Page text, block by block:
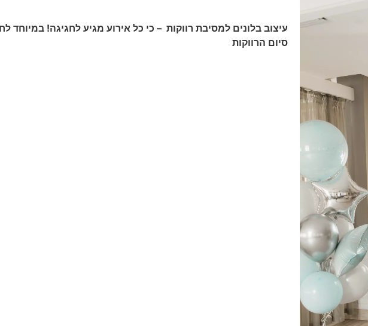
עיצוב בלונים למסיבת רווקות – כי כל אירוע מגיע לחגיגה! במיוחד
סיום הרווקות